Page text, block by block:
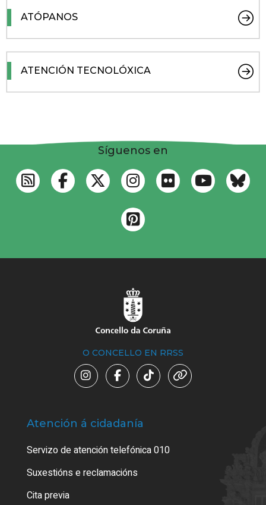
ATÓPANOS
ATENCIÓN TECNOLÓXICA
Síguenos en
O CONCELLO EN RRSS
Atención á cidadanía
Servizo de atención telefónica 010
Suxestións e reclamacións
Cita previa